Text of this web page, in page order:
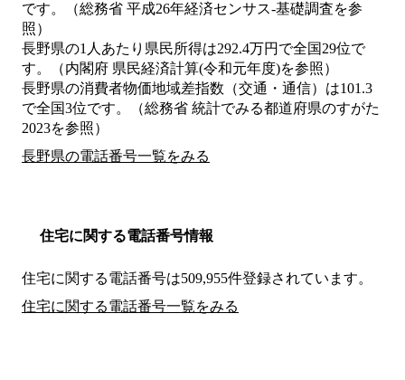
です。（総務省 平成26年経済センサス‐基礎調査を参
照）
長野県の1人あたり県民所得は292.4万円で全国29位で
す。（内閣府 県民経済計算(令和元年度)を参照）
長野県の消費者物価地域差指数（交通・通信）は101.3
で全国3位です。（総務省 統計でみる都道府県のすがた
2023を参照）
長野県の電話番号一覧をみる
住宅に関する電話番号情報
住宅に関する電話番号は509,955件登録されています。
住宅に関する電話番号一覧をみる